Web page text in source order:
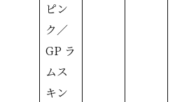
ピン
ク／
GP ラ
ムス
キン